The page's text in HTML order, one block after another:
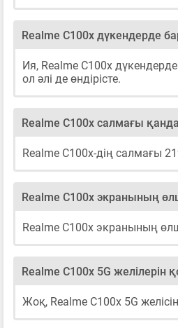
Realme C100x дүкендерде
Ия, Realme C100x
ол әлі де өндірісте.
Realme C100x салмағы
Realme C100x-дің салмағы
Realme C100x экранының
Realme C100x экранының
Realme C100x 5G желілерін
Жоқ, Realme C100x 5G